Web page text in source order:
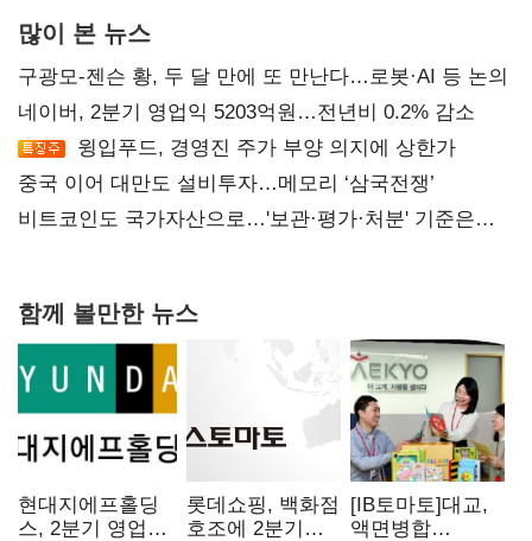
많이 본 뉴스
구광모-젠슨 황, 두 달 만에 또 만난다…로봇·AI 등 논의
네이버, 2분기 영업익 5203억원…전년비 0.2% 감소
윙입푸드, 경영진 주가 부양 의지에 상한가
중국 이어 대만도 설비투자…메모리 ‘삼국전쟁’
비트코인도 국가자산으로…'보관·평가·처분' 기준은
함께 볼만한 뉴스
현대지에프홀딩
스, 2분기 영업익
롯데쇼핑, 백화점
호조에 2분기
[IB토마토]대교,
액면병합